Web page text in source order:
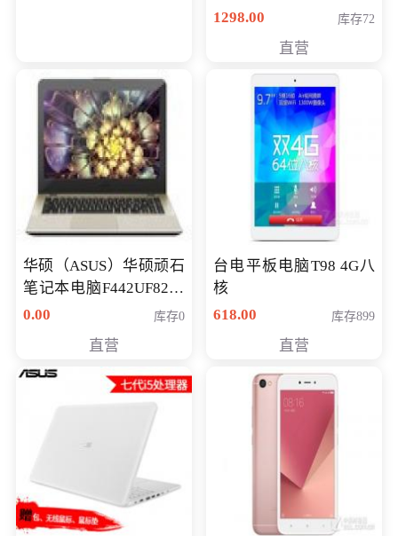
购买）
1298.00 库存72
直营
华硕（ASUS）华硕顽石
笔记本电脑F442UF8250
八代独显轻薄办公商务
0.00 库存0
直营
台电平板电脑T98 4G八
核
618.00
库存899
直营